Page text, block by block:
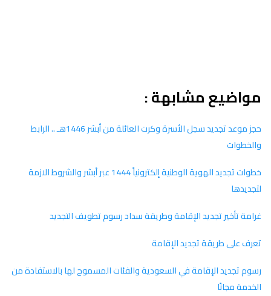
مواضيع مشابهة :
حجز موعد تجديد سجل الأسرة وكرت العائلة من أبشر 1446هـ .. الرابط
والخطوات
خطوات تجديد الهوية الوطنية إلكترونياً 1444 عبر أبشر والشروط الازمة
لتجديدها
غرامة تأخير تجديد الإقامة وطريقة سداد رسوم تطويف التجديد
تعرف على طريقة تجديد الإقامة
رسوم تجديد الإقامة في السعودية والفئات المسموح لها بالاستفادة من
الخدمة مجانًا